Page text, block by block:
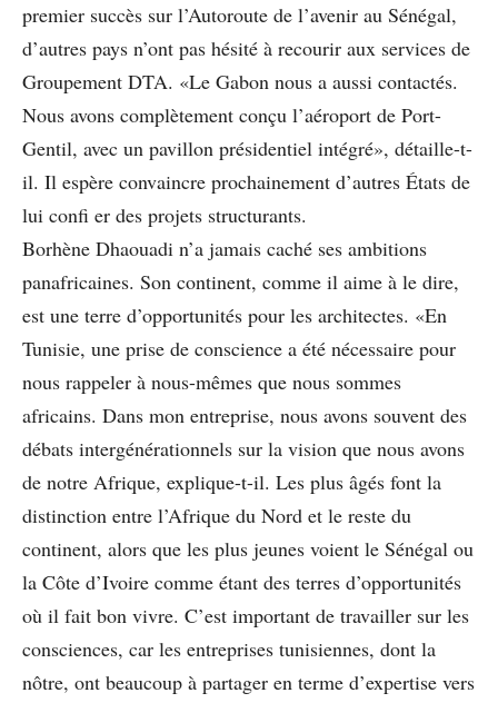
premier succès sur l’Autoroute de l’avenir au Sénégal,
d’autres pays n’ont pas hésité à recourir aux services de
Groupement DTA. «Le Gabon nous a aussi contactés.
Nous avons complètement conçu l’aéroport de Port-
Gentil, avec un pavillon présidentiel intégré», détaille-t-
il. Il espère convaincre prochainement d’autres États de
lui conﬁ er des projets structurants.
Borhène Dhaouadi n’a jamais caché ses ambitions
panafricaines. Son continent, comme il aime à le dire,
est une terre d’opportunités pour les architectes. «En
Tunisie, une prise de conscience a été nécessaire pour
nous rappeler à nous-mêmes que nous sommes
africains. Dans mon entreprise, nous avons souvent des
débats intergénérationnels sur la vision que nous avons
de notre Afrique, explique-t-il. Les plus âgés font la
distinction entre l’Afrique du Nord et le reste du
continent, alors que les plus jeunes voient le Sénégal ou
la Côte d’Ivoire comme étant des terres d’opportunités
où il fait bon vivre. C’est important de travailler sur les
consciences, car les entreprises tunisiennes, dont la
nôtre, ont beaucoup à partager en terme d’expertise vers